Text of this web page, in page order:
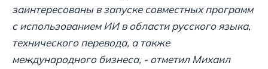
заинтересованы в запуске совместных программ
с использованием ИИ в области русского языка,
технического перевода, а также
международного бизнеса, - отметил Михаил